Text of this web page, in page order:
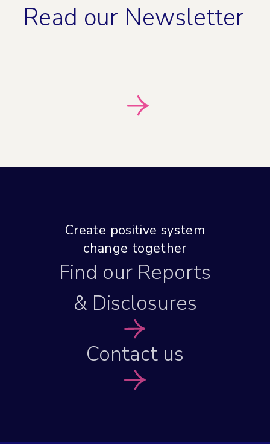
Read our Newsletter
Create positive system
change together
Find our Reports
& Disclosures
Contact us